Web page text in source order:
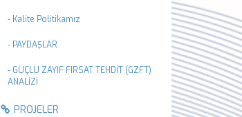
- Kalite Politikamız
- PAYDAŞLAR
- GÜÇLÜ ZAYIF FIRSAT TEHDİT (GZFT)
ANALİZİ
PROJELER